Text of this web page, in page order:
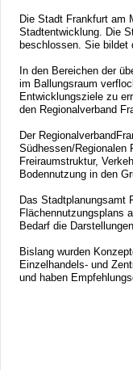
Die Stadt Frankfurt am
Stadtentwicklung. Die
beschlossen. Sie bildet
In den Bereichen der
im Ballungsraum
Entwicklungsziele zu
den Regionalverband
Der
Südhessen/Regionalen
Freiraumstruktur,
Bodennutzung in den
Das Stadtplanungsamt
Flächennutzungsplans
Bedarf die
Bislang wurden
Einzelhandels- und
und haben